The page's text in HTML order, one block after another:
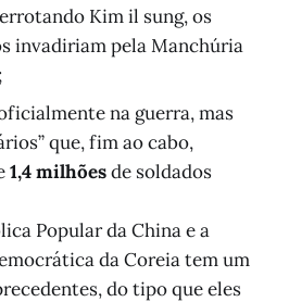
Kim il sung, os
invadiriam pela Manchúria
na guerra, mas
que, fim ao cabo,
1,4 milhõesde soldados
Popular da China e a
da Coreia tem um
do tipo que eles